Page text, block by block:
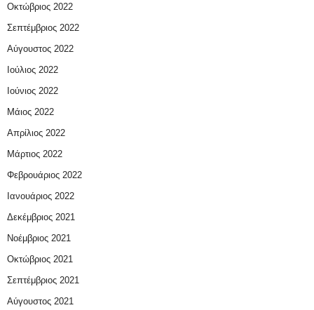
Οκτώβριος 2022
Σεπτέμβριος 2022
Αύγουστος 2022
Ιούλιος 2022
Ιούνιος 2022
Μάιος 2022
Απρίλιος 2022
Μάρτιος 2022
Φεβρουάριος 2022
Ιανουάριος 2022
Δεκέμβριος 2021
Νοέμβριος 2021
Οκτώβριος 2021
Σεπτέμβριος 2021
Αύγουστος 2021